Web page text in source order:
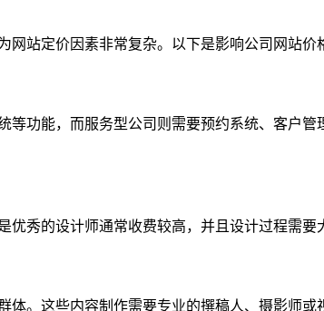
站定价因素非常复杂。以下是影响公司网站价
功能，而服务型公司则需要预约系统、客户
秀的设计师通常收费较高，并且设计过程需要
。这些内容制作需要专业的撰稿人、摄影师